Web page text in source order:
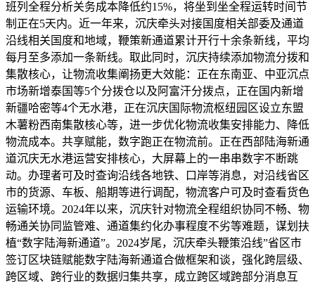
班列全程分析关务成本降低约15%，将坐到坐全程运转时间节
制正在5天内。近一年来，沉庆牵头对接国度相关部委及通道
沿线相关国度和地域，鞭策新通道累计开行十余条新线，平均
每月至多添加一条新线。取此同时，沉庆持续添加物流分拨和
集散核心，让物流收集阐扬更大效能：正在东南亚、中亚沉点
市场新增泰国等5个分拨仓以及阿富汗分拨点，正在国内新增
新疆哈密等4个无水港，正在沉庆国际物流枢纽园区设立东盟
木薯粉西南集散核心等，进一步优化物流收集安排能力、降低
物流成本。共享赋能，数字跑正在物流前。正在西部陆海新通
道沉庆无水港运营安排核心，大屏幕上的一串串数字不断跳
动。办理者可及时查询沿线各地铁、口岸等消息，对沿线省区
市的货源、车板、船期等进行调配，物流客户可及时查看货色
运输环境。2024年以来，沉庆针对物流全程组织协同不畅、物
畅通关协同监管难、通道集约化办事程度不劣等难题，谋划扶
植“数字陆海新通道”。2024岁尾，沉庆牵头鞭策沿线”省区市
签订区块链赋能数字陆海新通道合做框架和谈，强化跨层级、
跨区域、跨行业的数据归集共享，成立跨区域跨部分消息互